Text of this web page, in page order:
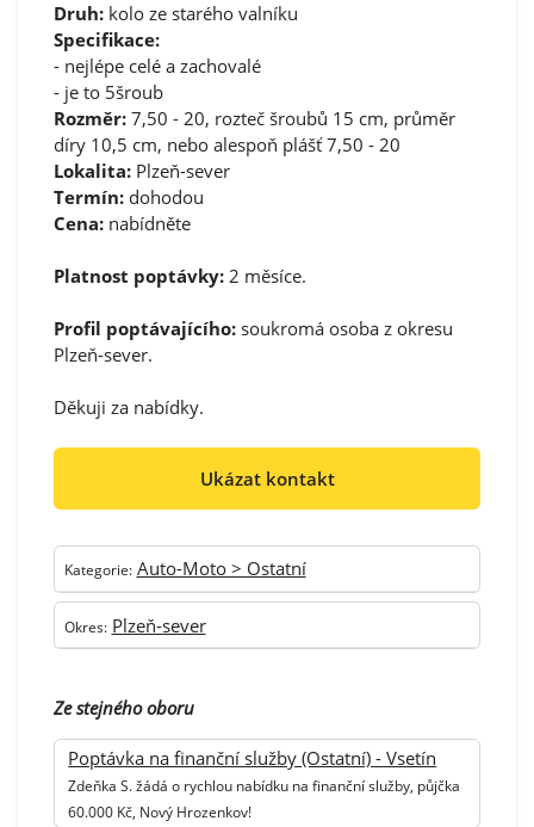
Druh: kolo ze starého valníku
Specifikace:
- nejlépe celé a zachovalé
- je to 5šroub
Rozměr: 7,50 - 20, rozteč šroubů 15 cm, průměr
díry 10,5 cm, nebo alespoň plášť 7,50 - 20
Lokalita: Plzeň-sever
Termín: dohodou
Cena: nabídněte
Platnost poptávky: 2 měsíce.
Profil poptávajícího: soukromá osoba z okresu
Plzeň-sever.
Děkuji za nabídky.
Ukázat kontakt
Kategorie: Auto-Moto > Ostatní
Okres: Plzeň-sever
Ze stejného oboru
Poptávka na finanční služby (Ostatní) - Vsetín
Zdeňka S. žádá o rychlou nabídku na finanční služby, půjčka
60.000 Kč, Nový Hrozenkov!